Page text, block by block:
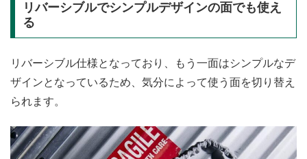
リバーシブルでシンプルデザインの面でも使え
る
リバーシブル仕様となっており、もう一面はシンプルなデ
ザインとなっているため、気分によって使う面を切り替え
られます。